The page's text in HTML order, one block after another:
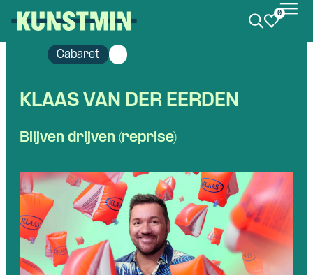
0
Cabaret
KLAAS VAN DER EERDEN
Blijven drijven (reprise)